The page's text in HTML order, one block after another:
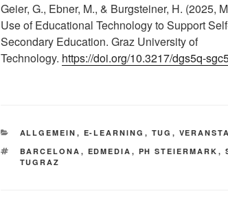
Geier, G., Ebner, M., & Burgsteiner, H. (2025,
Use of Educational Technology to Support
Secondary Education. Graz University of
Technology. https://doi.org/10.3217/dgs5q-
KATEGORIEN
ALLGEMEIN , E-LEARNING , TUG ,
SCHLAGWÖRTER
BARCELONA , EDMEDIA , PH STEIERMARK ,
TUGRAZ